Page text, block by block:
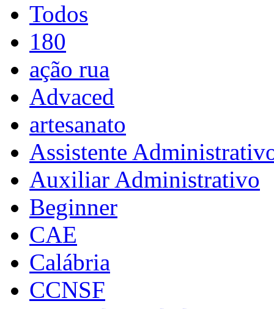
Todos
180
ação rua
Advaced
artesanato
Assistente
Auxiliar Administrativo
Beginner
CAE
Calábria
CCNSF